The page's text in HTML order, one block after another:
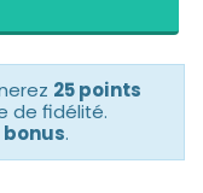
25 points
de fidélité.
bonus.